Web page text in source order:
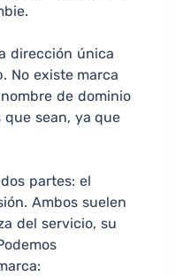
dirección única
No existe marca
de dominio
sean, ya que
partes: el
Ambos suelen
del servicio, su